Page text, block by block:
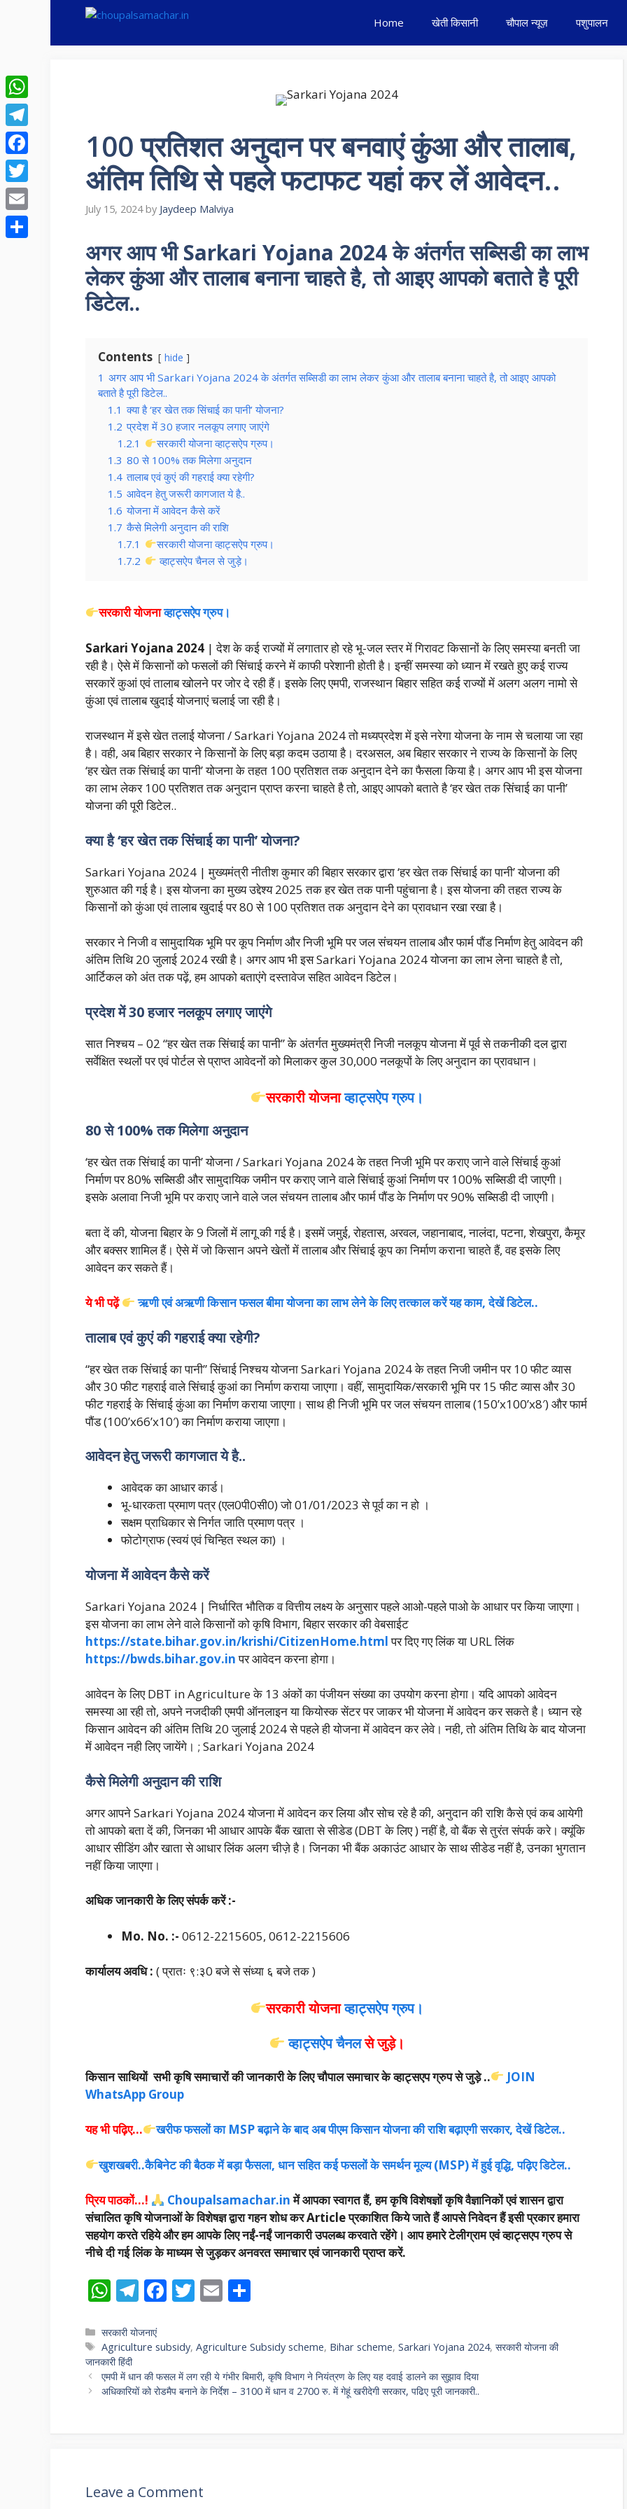
Home खेती किसानी चौपाल न्यूज़ पशुपालन
100 प्रतिशत अनुदान पर बनवाएं कुंआ और तालाब,
अंतिम तिथि से पहले फटाफट यहां कर लें आवेदन..
July 15, 2024 by Jaydeep Malviya
अगर आप भी Sarkari Yojana 2024 के अंतर्गत सब्सिडी का लाभ
लेकर कुंआ और तालाब बनाना चाहते है, तो आइए आपको बताते है पूरी
डिटेल..
Contents hide
1 अगर आप भी Sarkari Yojana 2024 के अंतर्गत सब्सिडी का लाभ लेकर कुंआ और तालाब बनाना चाहते है, तो आइए आपको
बताते है पूरी डिटेल..
1.1 क्या है ‘हर खेत तक सिंचाई का पानी’ योजना?
1.2 प्रदेश में 30 हजार नलकूप लगाए जाएंगे
1.2.1
सरकारी योजना व्हाट्सऐप ग्रुप।
1.3 80 से 100% तक मिलेगा अनुदान
1.4 तालाब एवं कुएं की गहराई क्या रहेगी?
1.5 आवेदन हेतु जरूरी कागजात ये है..
1.6 योजना में आवेदन कैसे करें
1.7 कैसे मिलेगी अनुदान की राशि
1.7.1
सरकारी योजना व्हाट्सऐप ग्रुप।
1.7.2
व्हाट्सऐप चैनल से जुड़े।
सरकारी योजनाव्हाट्सऐप ग्रुप।
Sarkari Yojana 2024 | देश के कई राज्यों में लगातार हो रहे भू-जल स्तर में गिरावट किसानों के लिए समस्या बनती जा
रही है। ऐसे में किसानों को फसलों की सिंचाई करने में काफी परेशानी होती है। इन्हीं समस्या को ध्यान में रखते हुए कई राज्य
सरकारें कुआं एवं तालाब खोलने पर जोर दे रही हैं। इसके लिए एमपी, राजस्थान बिहार सहित कई राज्यों में अलग अलग नामो से
कुंआ एवं तालाब खुदाई योजनाएं चलाई जा रही है।
राजस्थान में इसे खेत तलाई योजना / Sarkari Yojana 2024 तो मध्यप्रदेश में इसे नरेगा योजना के नाम से चलाया जा रहा
है। वही, अब बिहार सरकार ने किसानों के लिए बड़ा कदम उठाया है। दरअसल, अब बिहार सरकार ने राज्य के किसानों के लिए
‘हर खेत तक सिंचाई का पानी’ योजना के तहत 100 प्रतिशत तक अनुदान देने का फैसला किया है। अगर आप भी इस योजना
का लाभ लेकर 100 प्रतिशत तक अनुदान प्राप्त करना चाहते है तो, आइए आपको बताते है ‘हर खेत तक सिंचाई का पानी’
योजना की पूरी डिटेल..
क्या है ‘हर खेत तक सिंचाई का पानी’ योजना?
Sarkari Yojana 2024 | मुख्यमंत्री नीतीश कुमार की बिहार सरकार द्वारा ‘हर खेत तक सिंचाई का पानी’ योजना की
शुरुआत की गई है। इस योजना का मुख्य उद्देश्य 2025 तक हर खेत तक पानी पहुंचाना है। इस योजना की तहत राज्य के
किसानों को कुंआ एवं तालाब खुदाई पर 80 से 100 प्रतिशत तक अनुदान देने का प्रावधान रखा रखा है।
सरकार ने निजी व सामुदायिक भूमि पर कूप निर्माण और निजी भूमि पर जल संचयन तालाब और फार्म पौंड निर्माण हेतु आवेदन की
अंतिम तिथि 20 जुलाई 2024 रखी है। अगर आप भी इस Sarkari Yojana 2024 योजना का लाभ लेना चाहते है तो,
आर्टिकल को अंत तक पढ़ें, हम आपको बताएंगे दस्तावेज सहित आवेदन डिटेल।
प्रदेश में 30 हजार नलकूप लगाए जाएंगे
सात निश्चय – 02 “हर खेत तक सिंचाई का पानी” के अंतर्गत मुख्यमंत्री निजी नलकूप योजना में पूर्व से तकनीकी दल द्वारा
सर्वेक्षित स्थलों पर एवं पोर्टल से प्राप्त आवेदनों को मिलाकर कुल 30,000 नलकूपों के लिए अनुदान का प्रावधान।
सरकारी योजनाव्हाट्सऐप ग्रुप।
80 से 100% तक मिलेगा अनुदान
‘हर खेत तक सिंचाई का पानी’ योजना / Sarkari Yojana 2024 के तहत निजी भूमि पर कराए जाने वाले सिंचाई कुआं
निर्माण पर 80% सब्सिडी और सामुदायिक जमीन पर कराए जाने वाले सिंचाई कुआं निर्माण पर 100% सब्सिडी दी जाएगी।
इसके अलावा निजी भूमि पर कराए जाने वाले जल संचयन तालाब और फार्म पौंड के निर्माण पर 90% सब्सिडी दी जाएगी।
बता दें की, योजना बिहार के 9 जिलों में लागू की गई है। इसमें जमुई, रोहतास, अरवल, जहानाबाद, नालंदा, पटना, शेखपुरा, कैमूर
और बक्सर शामिल हैं। ऐसे में जो किसान अपने खेतों में तालाब और सिंचाई कूप का निर्माण कराना चाहते हैं, वह इसके लिए
आवेदन कर सकते हैं।
ये भी पढ़ें ऋणी एवं अऋणी किसान फसल बीमा योजना का लाभ लेने के लिए तत्काल करें यह काम, देखें डिटेल..
तालाब एवं कुएं की गहराई क्या रहेगी?
“हर खेत तक सिंचाई का पानी” सिंचाई निश्चय योजना Sarkari Yojana 2024 के तहत निजी जमीन पर 10 फीट व्यास
और 30 फीट गहराई वाले सिंचाई कुआं का निर्माण कराया जाएगा। वहीं, सामुदायिक/सरकारी भूमि पर 15 फीट व्यास और 30
फीट गहराई के सिंचाई कुंआ का निर्माण कराया जाएगा। साथ ही निजी भूमि पर जल संचयन तालाब (150’x100’x8′) और फार्म
पौंड (100’x66’x10′) का निर्माण कराया जाएगा।
आवेदन हेतु जरूरी कागजात ये है..
आवेदक का आधार कार्ड।
भू-धारकता प्रमाण पत्र (एल0पी0सी0) जो 01/01/2023 से पूर्व का न हो ।
सक्षम प्राधिकार से निर्गत जाति प्रमाण पत्र ।
फोटोग्राफ (स्वयं एवं चिन्हित स्थल का) ।
योजना में आवेदन कैसे करें
Sarkari Yojana 2024 | निर्धारित भौतिक व वित्तीय लक्ष्य के अनुसार पहले आओ-पहले पाओ के आधार पर किया जाएगा।
इस योजना का लाभ लेने वाले किसानों को कृषि विभाग, बिहार सरकार की वेबसाईट
https://state.bihar.gov.in/krishi/CitizenHome.htmlपर दिए गए लिंक या URL लिंक
https://bwds.bihar.gov.inपर आवेदन करना होगा।
आवेदन के लिए DBT in Agriculture के 13 अंकों का पंजीयन संख्या का उपयोग करना होगा। यदि आपको आवेदन
समस्या आ रही तो, अपने नजदीकी एमपी ऑनलाइन या कियोस्क सेंटर पर जाकर भी योजना में आवेदन कर सकते है। ध्यान रहे
किसान आवेदन की अंतिम तिथि 20 जुलाई 2024 से पहले ही योजना में आवेदन कर लेवे। नही, तो अंतिम तिथि के बाद योजना
में आवेदन नही लिए जायेंगे। ; Sarkari Yojana 2024
कैसे मिलेगी अनुदान की राशि
अगर आपने Sarkari Yojana 2024 योजना में आवेदन कर लिया और सोच रहे है की, अनुदान की राशि कैसे एवं कब आयेगी
तो आपको बता दें की, जिनका भी आधार आपके बैंक खाता से सीडेड (DBT के लिए ) नहीं है, वो बैंक से तुरंत संपर्क करे। क्यूंकि
आधार सीडिंग और खाता से आधार लिंक अलग चीज़े है। जिनका भी बैंक अकाउंट आधार के साथ सीडेड नहीं है, उनका भुगतान
नहीं किया जाएगा।
अधिक जानकारी के लिए संपर्क करें :-
Mo. No. :- 0612-2215605, 0612-2215606
कार्यालय अवधि : ( प्रातः ९:३0 बजे से संध्या ६ बजे तक )
सरकारी योजनाव्हाट्सऐप ग्रुप।
व्हाट्सऐप चैनलसे जुड़े।
किसान साथियों सभी कृषि समाचारों की जानकारी के लिए चौपाल समाचार के व्हाट्सएप ग्रुप से जुड़े ..
JOIN
WhatsApp Group
यह भी पढ़िए… खरीफ फसलों का MSP बढ़ाने के बाद अब पीएम किसान योजना की राशि बढ़ाएगी सरकार, देखें डिटेल..
खुशखबरी..कैबिनेट की बैठक में बड़ा फैसला, धान सहित कई फसलों के समर्थन मूल्य (MSP) में हुई वृद्धि, पढ़िए डिटेल..
प्रिय पाठकों…! Choupalsamachar.inमें आपका स्वागत हैं, हम कृषि विशेषज्ञों कृषि वैज्ञानिकों एवं शासन द्वारा
संचालित कृषि योजनाओं के विशेषज्ञ द्वारा गहन शोध कर Article प्रकाशित किये जाते हैं आपसे निवेदन हैं इसी प्रकार हमारा
सहयोग करते रहिये और हम आपके लिए नईं-नईं जानकारी उपलब्ध करवाते रहेंगे। आप हमारे टेलीग्राम एवं व्हाट्सएप ग्रुप से
नीचे दी गई लिंक के माध्यम से जुड़कर अनवरत समाचार एवं जानकारी प्राप्त करें.
W
at
s
A
p
T
e
gr
a
m
F
e
b
o
o
T
er
E
ai
l
ar
e
Categories
सरकारी योजनाएं
Tags
Agriculture subsidy,Agriculture Subsidy scheme, Bihar scheme,Sarkari Yojana 2024,सरकारी योजना की
जानकारी हिंदी
एमपी में धान की फसल में लग रही ये गंभीर बिमारी, कृषि विभाग ने नियंत्रण के लिए यह दवाई डालने का सुझाव दिया
अधिकारियों को रोडमैप बनाने के निर्देश – 3100 में धान व 2700 रु. में गेहूं खरीदेगी सरकार, पढिए पूरी जानकारी..
Leave a Comment
WhatsApp
Telegram
Facebook
Twitter
Email